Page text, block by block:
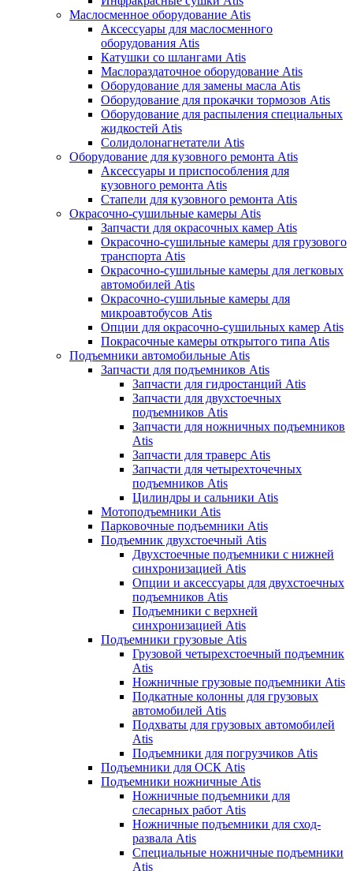
Маслосменное оборудование Atis
Аксессуары для маслосменного
оборудования Atis
Катушки со шлангами Atis
Маслораздаточное оборудование Atis
Оборудование для замены масла Atis
Оборудование для прокачки тормозов Atis
Оборудование для распыления специальных
жидкостей Atis
Солидолонагнетатели Atis
Оборудование для кузовного ремонта Atis
Аксессуары и приспособления для
кузовного ремонта Atis
Стапели для кузовного ремонта Atis
Окрасочно-сушильные камеры Atis
Запчасти для окрасочных камер Atis
Окрасочно-сушильные камеры для грузового
транспорта Atis
Окрасочно-сушильные камеры для легковых
автомобилей Atis
Окрасочно-сушильные камеры для
микроавтобусов Atis
Опции для окрасочно-сушильных камер Atis
Покрасочные камеры открытого типа Atis
Подъемники автомобильные Atis
Запчасти для подъемников Atis
Запчасти для гидростанций Atis
Запчасти для двухстоечных
подъемников Atis
Запчасти для ножничных подъемников
Atis
Запчасти для траверс Atis
Запчасти для четырехточечных
подъемников Atis
Цилиндры и сальники Atis
Мотоподъемники Atis
Парковочные подъемники Atis
Подъемник двухстоечный Atis
Двухстоечные подъемники с нижней
синхронизацией Atis
Опции и аксессуары для двухстоечных
подъемников Atis
Подъемники с верхней
синхронизацией Atis
Подъемники грузовые Atis
Грузовой четырехстоечный подъемник
Atis
Ножничные грузовые подъемники Atis
Подкатные колонны для грузовых
автомобилей Atis
Подхваты для грузовых автомобилей
Atis
Подъемники для погрузчиков Atis
Подъемники для ОСК Atis
Подъемники ножничные Atis
Ножничные подъемники для
слесарных работ Atis
Ножничные подъемники для сход-
развала Atis
Специальные ножничные подъемники
Atis